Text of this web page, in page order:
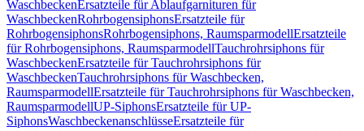
WaschbeckenErsatzteile für Ablaufgarnituren für
WaschbeckenRohrbogensiphonsErsatzteile für
RohrbogensiphonsRohrbogensiphons, RaumsparmodellErsatzteile
für Rohrbogensiphons, RaumsparmodellTauchrohrsiphons für
WaschbeckenErsatzteile für Tauchrohrsiphons für
WaschbeckenTauchrohrsiphons für Waschbecken,
RaumsparmodellErsatzteile für Tauchrohrsiphons für Waschbecken,
RaumsparmodellUP-SiphonsErsatzteile für UP-
SiphonsWaschbeckenanschlüsseErsatzteile für